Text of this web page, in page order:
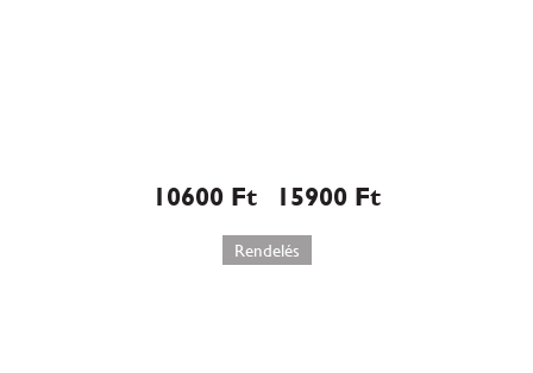
10600 Ft 15900 Ft
Rendelés